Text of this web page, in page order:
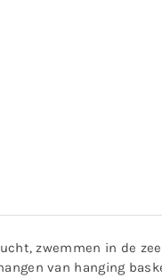
zwemmen in de
van hanging